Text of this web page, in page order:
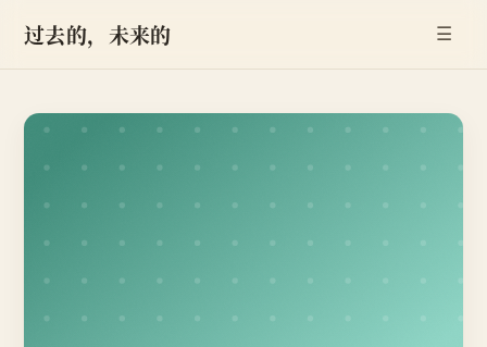
过去的，未来的 ☰